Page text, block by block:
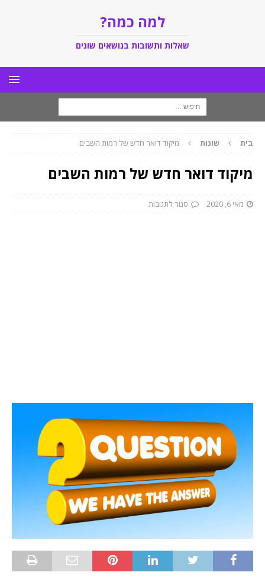
למה כמה?
שאלות ותשובות בנושאים שונים
בית שונות מיקוד דואר חדש של רמות השבים
מיקוד דואר חדש של רמות השבים
מאי 6, 2020 סגור לתגובות